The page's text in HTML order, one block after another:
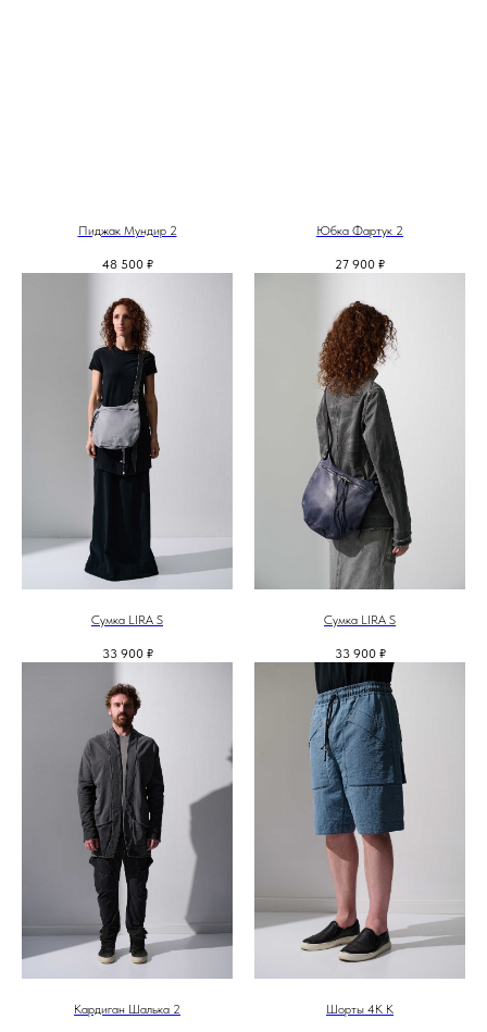
Пиджак Мундир 2
48 500 ₽
Юбка Фартук 2
27 900 ₽
Сумка LIRA S
33 900 ₽
Сумка LIRA S
33 900 ₽
Кардиган Шалька 2 Шорты 4К К